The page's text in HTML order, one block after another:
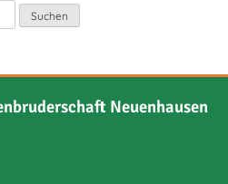
Neuenhausen